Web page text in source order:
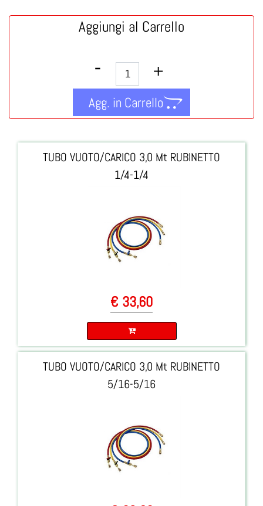
Aggiungi al Carrello
Quantità
Agg. in Carrello
TUBO VUOTO/CARICO 3,0 Mt RUBINETTO
1/4-1/4
€ 33,60
TUBO VUOTO/CARICO 3,0 Mt RUBINETTO
5/16-5/16